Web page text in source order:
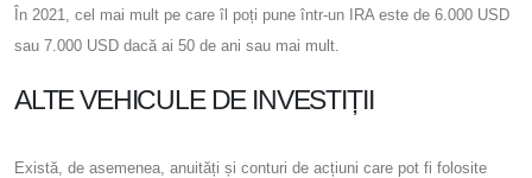
În 2021, cel mai mult pe care îl poți pune într-un IRA este de 6.000 USD
sau 7.000 USD dacă ai 50 de ani sau mai mult.
ALTE VEHICULE DE INVESTIȚII
Există, de asemenea, anuități și conturi de acțiuni care pot fi folosite